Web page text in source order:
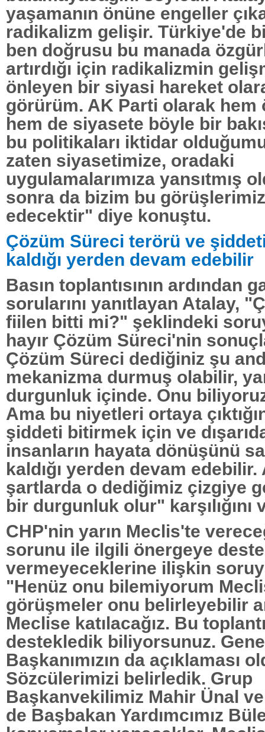
yaşamanın önüne engeller
radikalizm gelişir. Türkiye'de
ben doğrusu bu manada
artırdığı için radikalizmin
önleyen bir siyasi hareket
görürüm. AK Parti olarak hem
hem de siyasete böyle bir
bu politikaları iktidar
zaten siyasetimize, oradaki
uygulamalarımıza yansıtmış
sonra da bizim bu
edecektir" diye konuştu.
Çözüm Süreci terörü ve
kaldığı yerden devam edebilir
Basın toplantısının ardından
sorularını yanıtlayan Atalay,
fiilen bitti mi?" şeklindeki
hayır Çözüm Süreci'nin
Çözüm Süreci dediğiniz şu
mekanizma durmuş olabilir,
durgunluk içinde. Onu
Ama bu niyetleri ortaya
şiddeti bitirmek için ve
insanların hayata dönüşünü
kaldığı yerden devam
şartlarda o dediğimiz çizgiye
bir durgunluk olur" karşılığını
CHP'nin yarın Meclis'te
sorunu ile ilgili önergeye
vermeyeceklerine ilişkin
"Henüz onu bilemiyorum
görüşmeler onu belirleyebilir
Meclise katılacağız. Bu
destekledik biliyorsunuz.
Başkanımızın da açıklaması
Sözcülerimizi belirledik. Grup
Başkanvekilimiz Mahir Ünal
de Başbakan Yardımcımız